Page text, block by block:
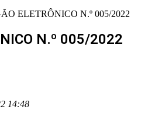
ELETRÔNICO N.º 005/2022
N.º 005/2022
14:48